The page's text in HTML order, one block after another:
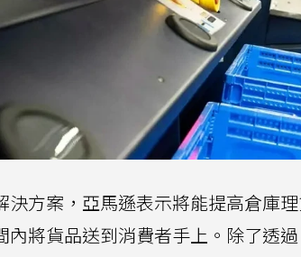
決方案，亞馬遜表示將能提高倉庫
內將貨品送到消費者手上。除了透